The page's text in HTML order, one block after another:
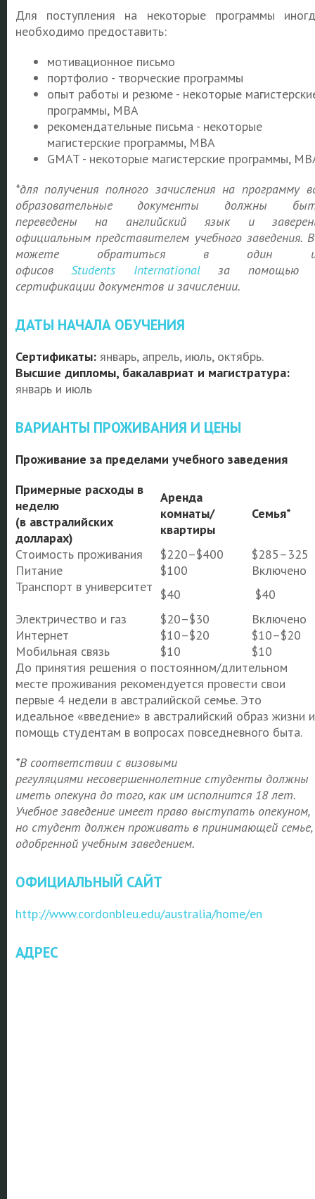
Для поступления на некоторые программы
необходимо предоставить:
мотивационное письмо
портфолио - творческие программы
опыт работы и резюме - некоторые
программы, MBA
рекомендательные письма - некоторые
магистерские программы, MBA
GMAT - некоторые магистерские программы,
*для получения полного зачисления на программу
образовательные документы должны
переведены на английский язык и
официальным представителем учебного заведения.
можете обратиться в один
офисовStudents Internationalза помощью
сертификации документов и зачислении.
ДАТЫ НАЧАЛА ОБУЧЕНИЯ
Сертификаты:январь, апрель, июль, октябрь.
Высшие дипломы, бакалавриат и магистратура:
январь и июль
ВАРИАНТЫ ПРОЖИВАНИЯ И ЦЕНЫ
Проживание за пределами учебного заведения
Примерные расходы в
неделю
(в австралийских
долларах)
Аренда
комнаты/
квартиры
Семья*
Стоимость проживания $220–$400
$285–325
Питание
$100
Включено
Транспорт в университет $40
$40
Электричество и газ
$20–$30
Включено
Интернет
$10–$20
$10–$20
Мобильная связь
$10
$10
До принятия решения о постоянном/длительном
месте проживания рекомендуется провести свои
первые 4 недели в австралийской семье. Это
идеальное «введение» в австралийский образ жизни и
помощь студентам в вопросах повседневного быта.
*В соответствии с визовыми
регуляциями несовершеннолетние студенты должны
иметь опекуна до того, как им исполнится 18 лет.
Учебное заведение имеет право выступать опекуном,
но студент должен проживать в принимающей семье,
одобренной учебным заведением.
ОФИЦИАЛЬНЫЙ САЙТ
http://www.cordonbleu.edu/australia/home/en
АДРЕС